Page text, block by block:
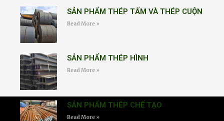
SẢN PHẨM THÉP TẤM VÀ THÉP CUỘN
Read More »
SẢN PHẨM THÉP HÌNH
Read More »
SẢN PHẨM THÉP CHẾ TẠO
Read More »